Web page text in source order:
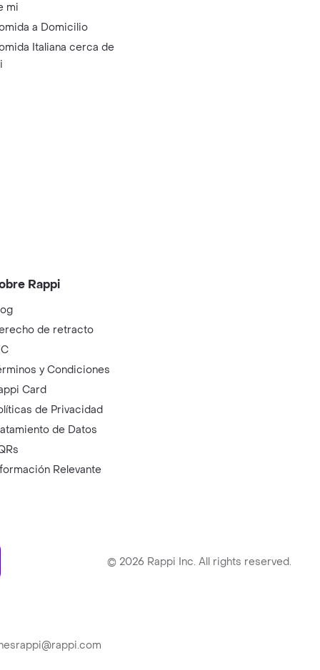
mi
a Domicilio
Italiana cerca de
Rappi
de retracto
y Condiciones
Card
de Privacidad
de Datos
Relevante
© 2026 Rappi Inc. All rights reserved.